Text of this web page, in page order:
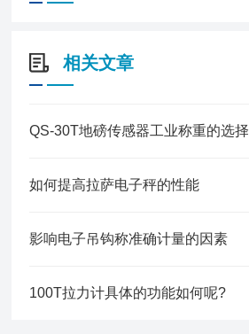
相关文章
QS-30T地磅传感器工业称重的选择
如何提高拉萨电子秤的性能
影响电子吊钩称准确计量的因素
100T拉力计具体的功能如何呢?